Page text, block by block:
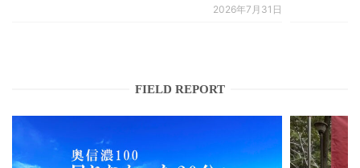
2026年7月31日
FIELD REPORT